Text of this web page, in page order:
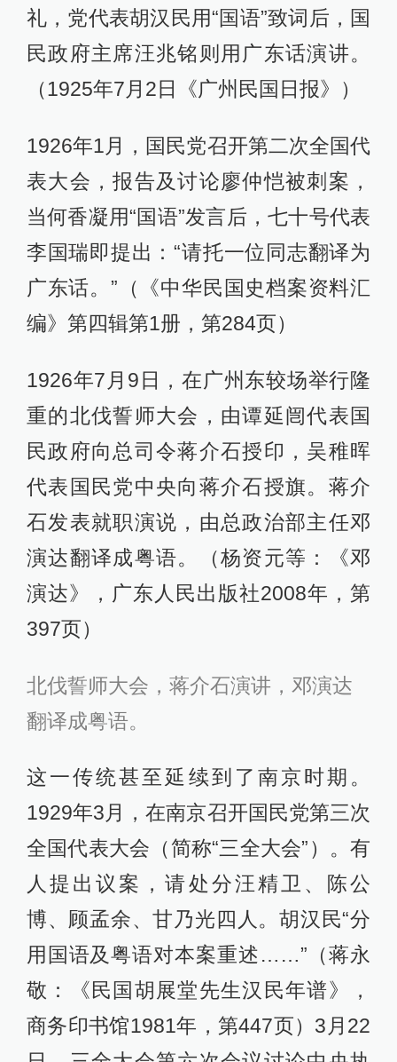
礼，党代表胡汉民用“国语”致词后，国
民政府主席汪兆铭则用广东话演讲。
（1925年7月2日《广州民国日报》）
1926年1月，国民党召开第二次全国代
表大会，报告及讨论廖仲恺被刺案，
当何香凝用“国语”发言后，七十号代表
李国瑞即提出：“请托一位同志翻译为
广东话。”（《中华民国史档案资料汇
编》第四辑第1册，第284页）
1926年7月9日，在广州东较场举行隆
重的北伐誓师大会，由谭延闿代表国
民政府向总司令蒋介石授印，吴稚晖
代表国民党中央向蒋介石授旗。蒋介
石发表就职演说，由总政治部主任邓
演达翻译成粤语。（杨资元等：《邓
演达》，广东人民出版社2008年，第
397页）
北伐誓师大会，蒋介石演讲，邓演达
翻译成粤语。
这一传统甚至延续到了南京时期。
1929年3月，在南京召开国民党第三次
全国代表大会（简称“三全大会”）。有
人提出议案，请处分汪精卫、陈公
博、顾孟余、甘乃光四人。胡汉民“分
用国语及粤语对本案重述……”（蒋永
敬：《民国胡展堂先生汉民年谱》，
商务印书馆1981年，第447页）3月22